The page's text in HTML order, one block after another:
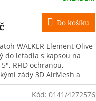
M
A
Do košíku
WALKER Element Olive
do letadla s kapsou na
RFID ochranou,
zády 3D AirMesh a
na kufr. Ideální
Kód: 0141/4272576